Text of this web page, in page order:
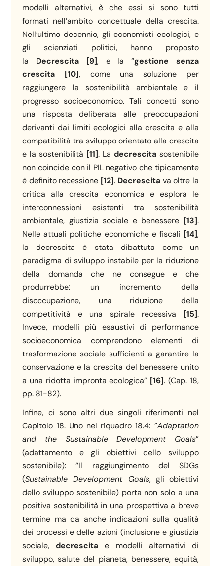
modelli alternativi, è che essi si sono tutti
formati nell’ambito concettuale della crescita.
Nell’ultimo decennio, gli economisti ecologici, e
gli scienziati politici, hanno proposto
la Decrescita [9], e la “gestione senza
crescita [10], come una soluzione per
raggiungere la sostenibilità ambientale e il
progresso socioeconomico. Tali concetti sono
una risposta deliberata alle preoccupazioni
derivanti dai limiti ecologici alla crescita e alla
compatibilità tra sviluppo orientato alla crescita
e la sostenibilità [11]. La decrescita sostenibile
non coincide con il PIL negativo che tipicamente
è definito recessione [12]. Decrescita va oltre la
critica alla crescita economica e esplora le
interconnessioni esistenti tra sostenibilità
ambientale, giustizia sociale e benessere [13].
Nelle attuali politiche economiche e fiscali [14],
la decrescita è stata dibattuta come un
paradigma di sviluppo instabile per la riduzione
della domanda che ne consegue e che
produrrebbe: un incremento della
disoccupazione, una riduzione della
competitività e una spirale recessiva [15].
Invece, modelli più esaustivi di performance
socioeconomica comprendono elementi di
trasformazione sociale sufficienti a garantire la
conservazione e la crescita del benessere unito
a una ridotta impronta ecologica” [16]. (Cap. 18,
pp. 81-82).
Infine, ci sono altri due singoli riferimenti nel
Capitolo 18. Uno nel riquadro 18.4: ”Adaptation
and the Sustainable Development Goals”
(adattamento e gli obiettivi dello sviluppo
sostenibile): “Il raggiungimento del SDGs
(Sustainable Development Goals, gli obiettivi
dello sviluppo sostenibile) porta non solo a una
positiva sostenibilità in una prospettiva a breve
termine ma da anche indicazioni sulla qualità
dei processi e delle azioni (inclusione e giustizia
sociale,decrescita e modelli alternativi di
sviluppo, salute del pianeta, benessere, equità,